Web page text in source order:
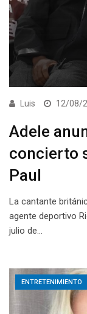
Luis 12/08/
Adele
concierto
Paul
La cantante
agente deportivo
julio de…
ENTRETENIMIENTO